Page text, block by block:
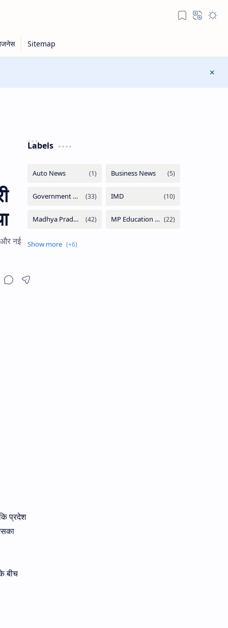
और नई
प्रदेश
बीच
Labels